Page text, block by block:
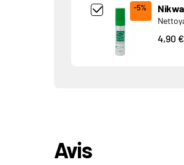
Add Product-5%
4,90 €
Avis